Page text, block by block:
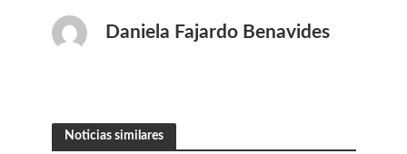
Daniela Fajardo Benavides
Noticias similares